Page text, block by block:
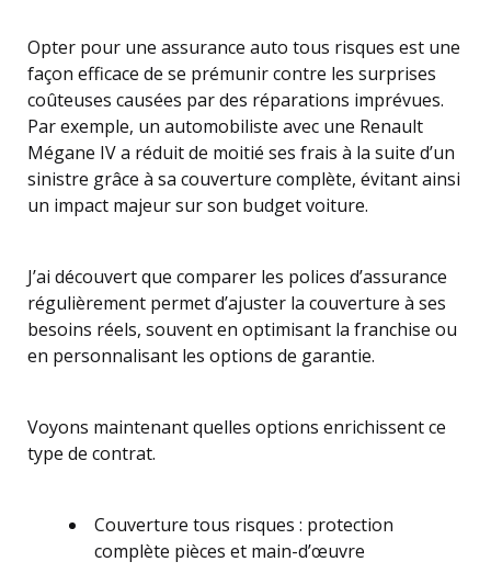
Opter pour une assurance auto tous risques est une
façon efficace de se prémunir contre les surprises
coûteuses causées par des réparations imprévues.
Par exemple, un automobiliste avec une Renault
Mégane IV a réduit de moitié ses frais à la suite d’un
sinistre grâce à sa couverture complète, évitant ainsi
un impact majeur sur son budget voiture.
J’ai découvert que comparer les polices d’assurance
régulièrement permet d’ajuster la couverture à ses
besoins réels, souvent en optimisant la franchise ou
en personnalisant les options de garantie.
Voyons maintenant quelles options enrichissent ce
type de contrat.
Couverture tous risques : protection
complète pièces et main-d’œuvre